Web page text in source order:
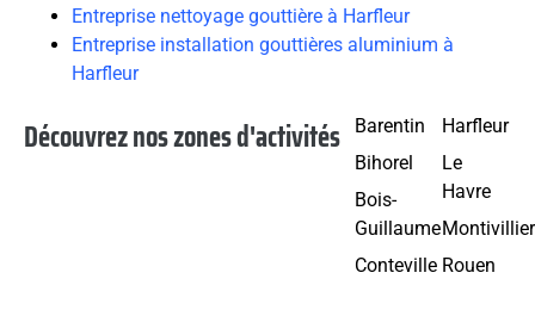
Entreprise nettoyage gouttière à Harfleur
Entreprise installation gouttières aluminium à
Harfleur
Découvrez nos zones d'activités
Barentin
Bihorel
Bois-
Guillaume
Conteville
Harfleur
Le
Havre
Rouen